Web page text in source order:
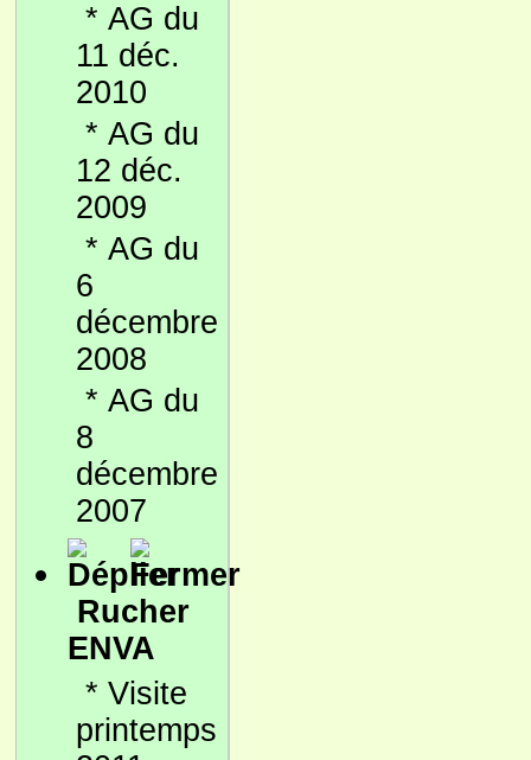
* AG du
11 déc.
2010
* AG du
12 déc.
2009
* AG du
6
décembre
2008
* AG du
8
décembre
2007
Rucher
ENVA
* Visite
printemps